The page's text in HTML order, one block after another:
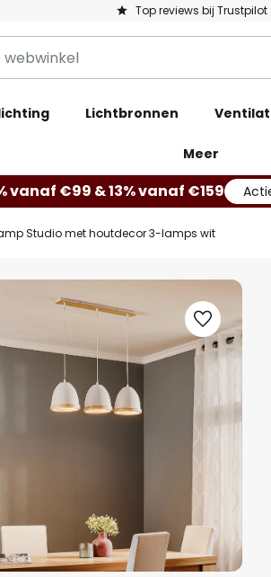
Top reviews bij Trustpilot
Lichtbronnen
Meer
vanaf €99 & 13% vanaf €159
Studio met houtdecor 3-lamps wit